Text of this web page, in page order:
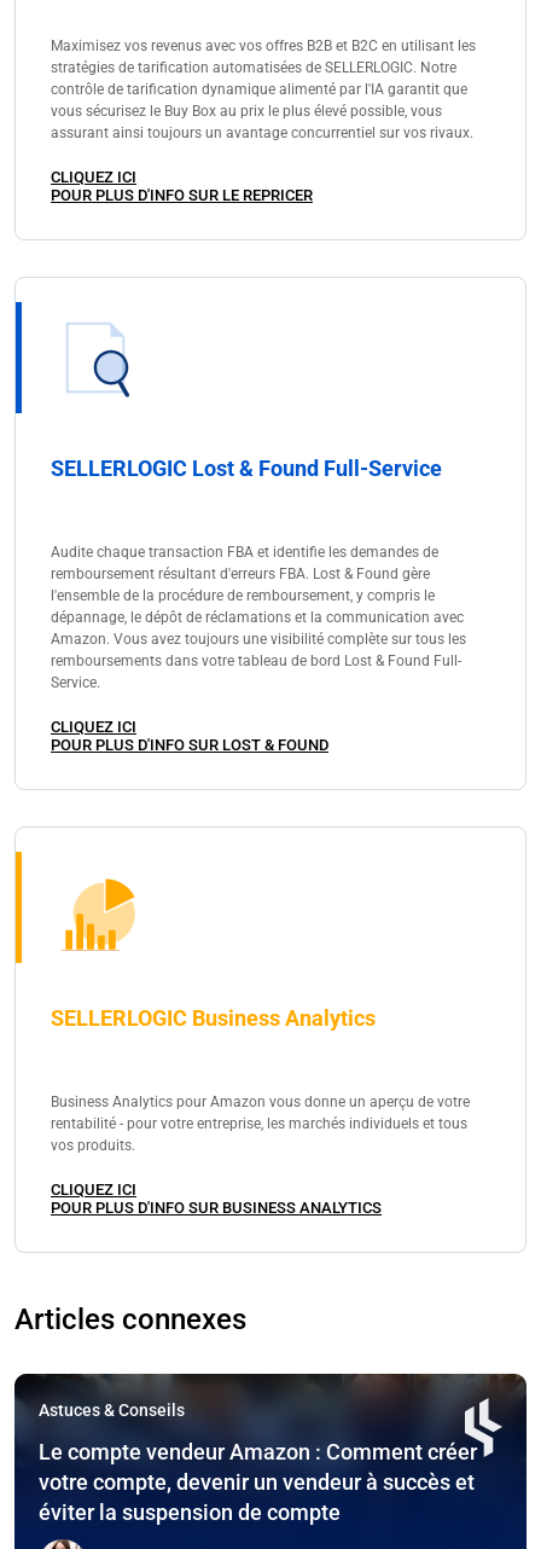
Maximisez vos revenus avec vos offres B2B et B2C en utilisant les
stratégies de tarification automatisées de SELLERLOGIC. Notre
contrôle de tarification dynamique alimenté par l'IA garantit que
vous sécurisez le Buy Box au prix le plus élevé possible, vous
assurant ainsi toujours un avantage concurrentiel sur vos rivaux.
CLIQUEZ ICI
POUR PLUS D'INFO SUR LE REPRICER
SELLERLOGIC Lost & Found Full-Service
Audite chaque transaction FBA et identifie les demandes de
remboursement résultant d'erreurs FBA. Lost & Found gère
l'ensemble de la procédure de remboursement, y compris le
dépannage, le dépôt de réclamations et la communication avec
Amazon. Vous avez toujours une visibilité complète sur tous les
remboursements dans votre tableau de bord Lost & Found Full-
Service.
CLIQUEZ ICI
POUR PLUS D'INFO SUR LOST & FOUND
SELLERLOGIC Business Analytics
Business Analytics pour Amazon vous donne un aperçu de votre
rentabilité - pour votre entreprise, les marchés individuels et tous
vos produits.
CLIQUEZ ICI
POUR PLUS D'INFO SUR BUSINESS ANALYTICS
Articles connexes
Astuces & Conseils
Le compte vendeur Amazon : Comment créer
votre compte, devenir un vendeur à succès et
éviter la suspension de compte